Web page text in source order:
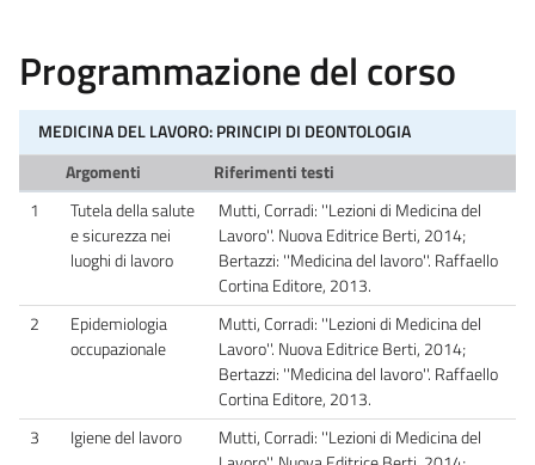
Programmazione del corso
MEDICINA DEL LAVORO: PRINCIPI DI DEONTOLOGIA
Argomenti
Riferimenti testi
1
Tutela della salute
e sicurezza nei
luoghi di lavoro
Mutti, Corradi: ''Lezioni di Medicina del
Lavoro''. Nuova Editrice Berti, 2014;
Bertazzi: ''Medicina del lavoro''. Raffaello
Cortina Editore, 2013.
2
Epidemiologia
occupazionale
Mutti, Corradi: ''Lezioni di Medicina del
Lavoro''. Nuova Editrice Berti, 2014;
Bertazzi: ''Medicina del lavoro''. Raffaello
Cortina Editore, 2013.
3
Igiene del lavoro
Mutti, Corradi: ''Lezioni di Medicina del